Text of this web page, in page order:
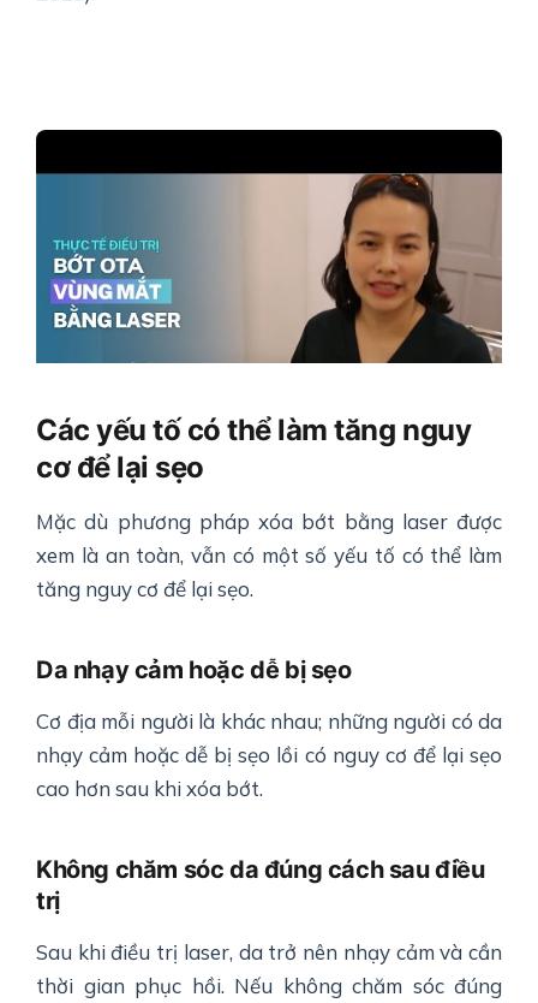
Các yếu tố có thể làm tăng nguy
cơ để lại sẹo
Mặc dù phương pháp xóa bớt bằng laser được
xem là an toàn, vẫn có một số yếu tố có thể làm
tăng nguy cơ để lại sẹo.
Da nhạy cảm hoặc dễ bị sẹo
Cơ địa mỗi người là khác nhau; những người có da
nhạy cảm hoặc dễ bị sẹo lồi có nguy cơ để lại sẹo
cao hơn sau khi xóa bớt.
Không chăm sóc da đúng cách sau điều
trị
Sau khi điều trị laser, da trở nên nhạy cảm và cần
thời gian phục hồi. Nếu không chăm sóc đúng